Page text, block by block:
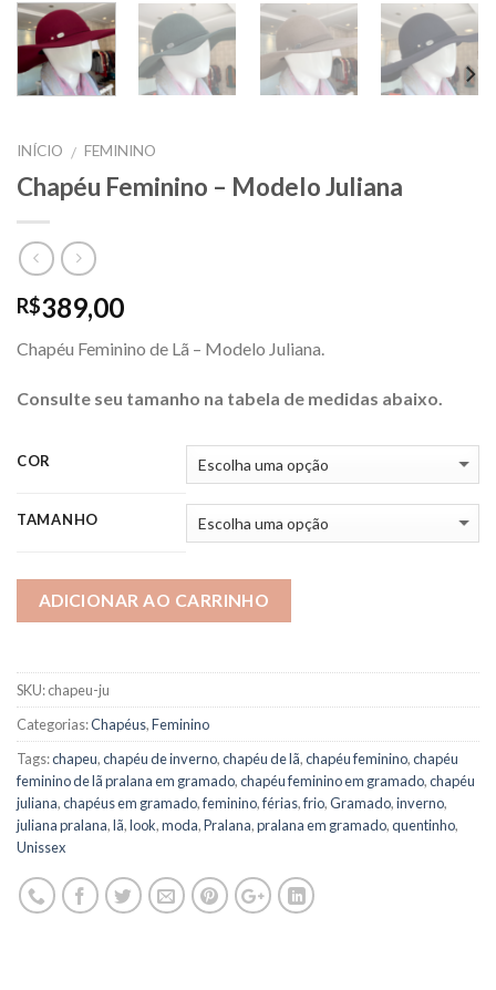
INÍCIO / FEMININO
Chapéu Feminino – Modelo Juliana
R$389,00
Chapéu Feminino de Lã – Modelo Juliana.
Consulte seu tamanho na tabela de medidas abaixo.
COR
TAMANHO
ADICIONAR AO CARRINHO
SKU:chapeu-ju
Categorias:Chapéus,Feminino
Tags:chapeu,chapéu de inverno,chapéu de lã,chapéu feminino,chapéu
feminino de lã pralana em gramado,chapéu feminino em gramado,chapéu
juliana,chapéus em gramado,feminino,férias,frio,Gramado,inverno,
juliana pralana,lã,look,moda,Pralana,pralana em gramado,quentinho,
Unissex